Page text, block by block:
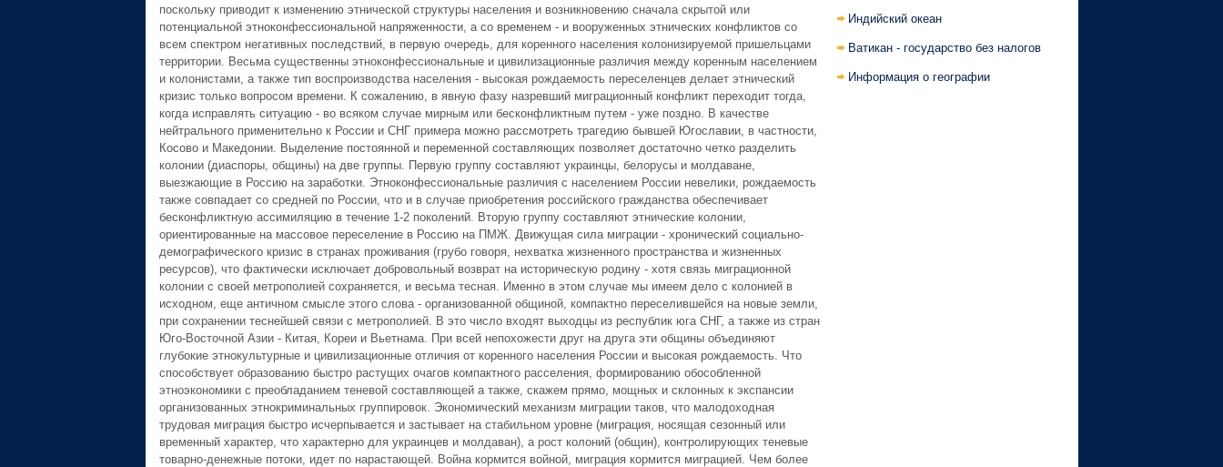
поскольку приводит к изменению этнической структуры населения и возникновению сначала скрытой или
потенциальной этноконфессиональной напряженности, а со временем - и вооруженных этнических конфликтов со
всем спектром негативных последствий, в первую очередь, для коренного населения колонизируемой пришельцами
территории. Весьма существенны этноконфессиональные и цивилизационные различия между коренным населением
и колонистами, а также тип воспроизводства населения - высокая рождаемость переселенцев делает этнический
кризис только вопросом времени. К сожалению, в явную фазу назревший миграционный конфликт переходит тогда,
когда исправлять ситуацию - во всяком случае мирным или бесконфликтным путем - уже поздно. В качестве
нейтрального применительно к России и СНГ примера можно рассмотреть трагедию бывшей Югославии, в частности,
Косово и Македонии. Выделение постоянной и переменной составляющих позволяет достаточно четко разделить
колонии (диаспоры, общины) на две группы. Первую группу составляют украинцы, белорусы и молдаване,
выезжающие в Россию на заработки. Этноконфессиональные различия с населением России невелики, рождаемость
также совпадает со средней по России, что и в случае приобретения российского гражданства обеспечивает
бесконфликтную ассимиляцию в течение 1-2 поколений. Вторую группу составляют этнические колонии,
ориентированные на массовое переселение в Россию на ПМЖ. Движущая сила миграции - хронический социально-
демографического кризис в странах проживания (грубо говоря, нехватка жизненного пространства и жизненных
ресурсов), что фактически исключает добровольный возврат на историческую родину - хотя связь миграционной
колонии с своей метрополией сохраняется, и весьма тесная. Именно в этом случае мы имеем дело с колонией в
исходном, еще античном смысле этого слова - организованной общиной, компактно переселившейся на новые земли,
при сохранении теснейшей связи с метрополией. В это число входят выходцы из республик юга СНГ, а также из стран
Юго-Восточной Азии - Китая, Кореи и Вьетнама. При всей непохожести друг на друга эти общины объединяют
глубокие этнокультурные и цивилизационные отличия от коренного населения России и высокая рождаемость. Что
способствует образованию быстро растущих очагов компактного расселения, формированию обособленной
этноэкономики с преобладанием теневой составляющей а также, скажем прямо, мощных и склонных к экспансии
организованных этнокриминальных группировок. Экономический механизм миграции таков, что малодоходная
трудовая миграция быстро исчерпывается и застывает на стабильном уровне (миграция, носящая сезонный или
временный характер, что характерно для украинцев и молдаван), а рост колоний (общин), контролирующих теневые
товарно-денежные потоки, идет по нарастающей. Война кормится войной, миграция кормится миграцией. Чем более
Индийский океан
Ватикан - государство без налогов
Информация о географии